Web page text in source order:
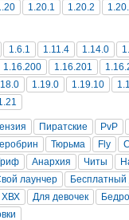
1.20.1 1.20.2
1.6.1 1.11.4 1.14.0
1.16.200 1.16.201
1.19.0 1.19.10
Пиратские PvP
Тюрьма Fly
Анархия Читы
лаунчер Бесплатный
ХВХ Для девочек